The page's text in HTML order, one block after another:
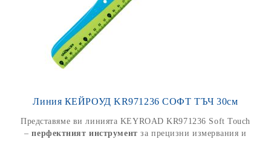
Линия КЕЙРОУД KR971236 СОФТ ТЪЧ 30см
Представяме ви линията KEYROAD KR971236 Soft Touch
–перфектният инструмент за прецизни измервания и